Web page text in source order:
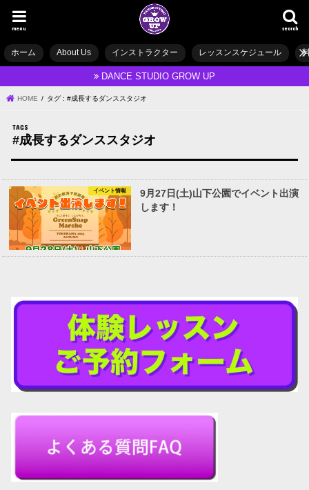
search
menu
ホーム About Us インストラクター レッスンスケジュール
DANCE STUDIO GROW UP
HOME タグ : #成長するダンススタジオ
#成長するダンススタジオ
イベント情報
9月27日(土)山下公園でイベント出演
します！